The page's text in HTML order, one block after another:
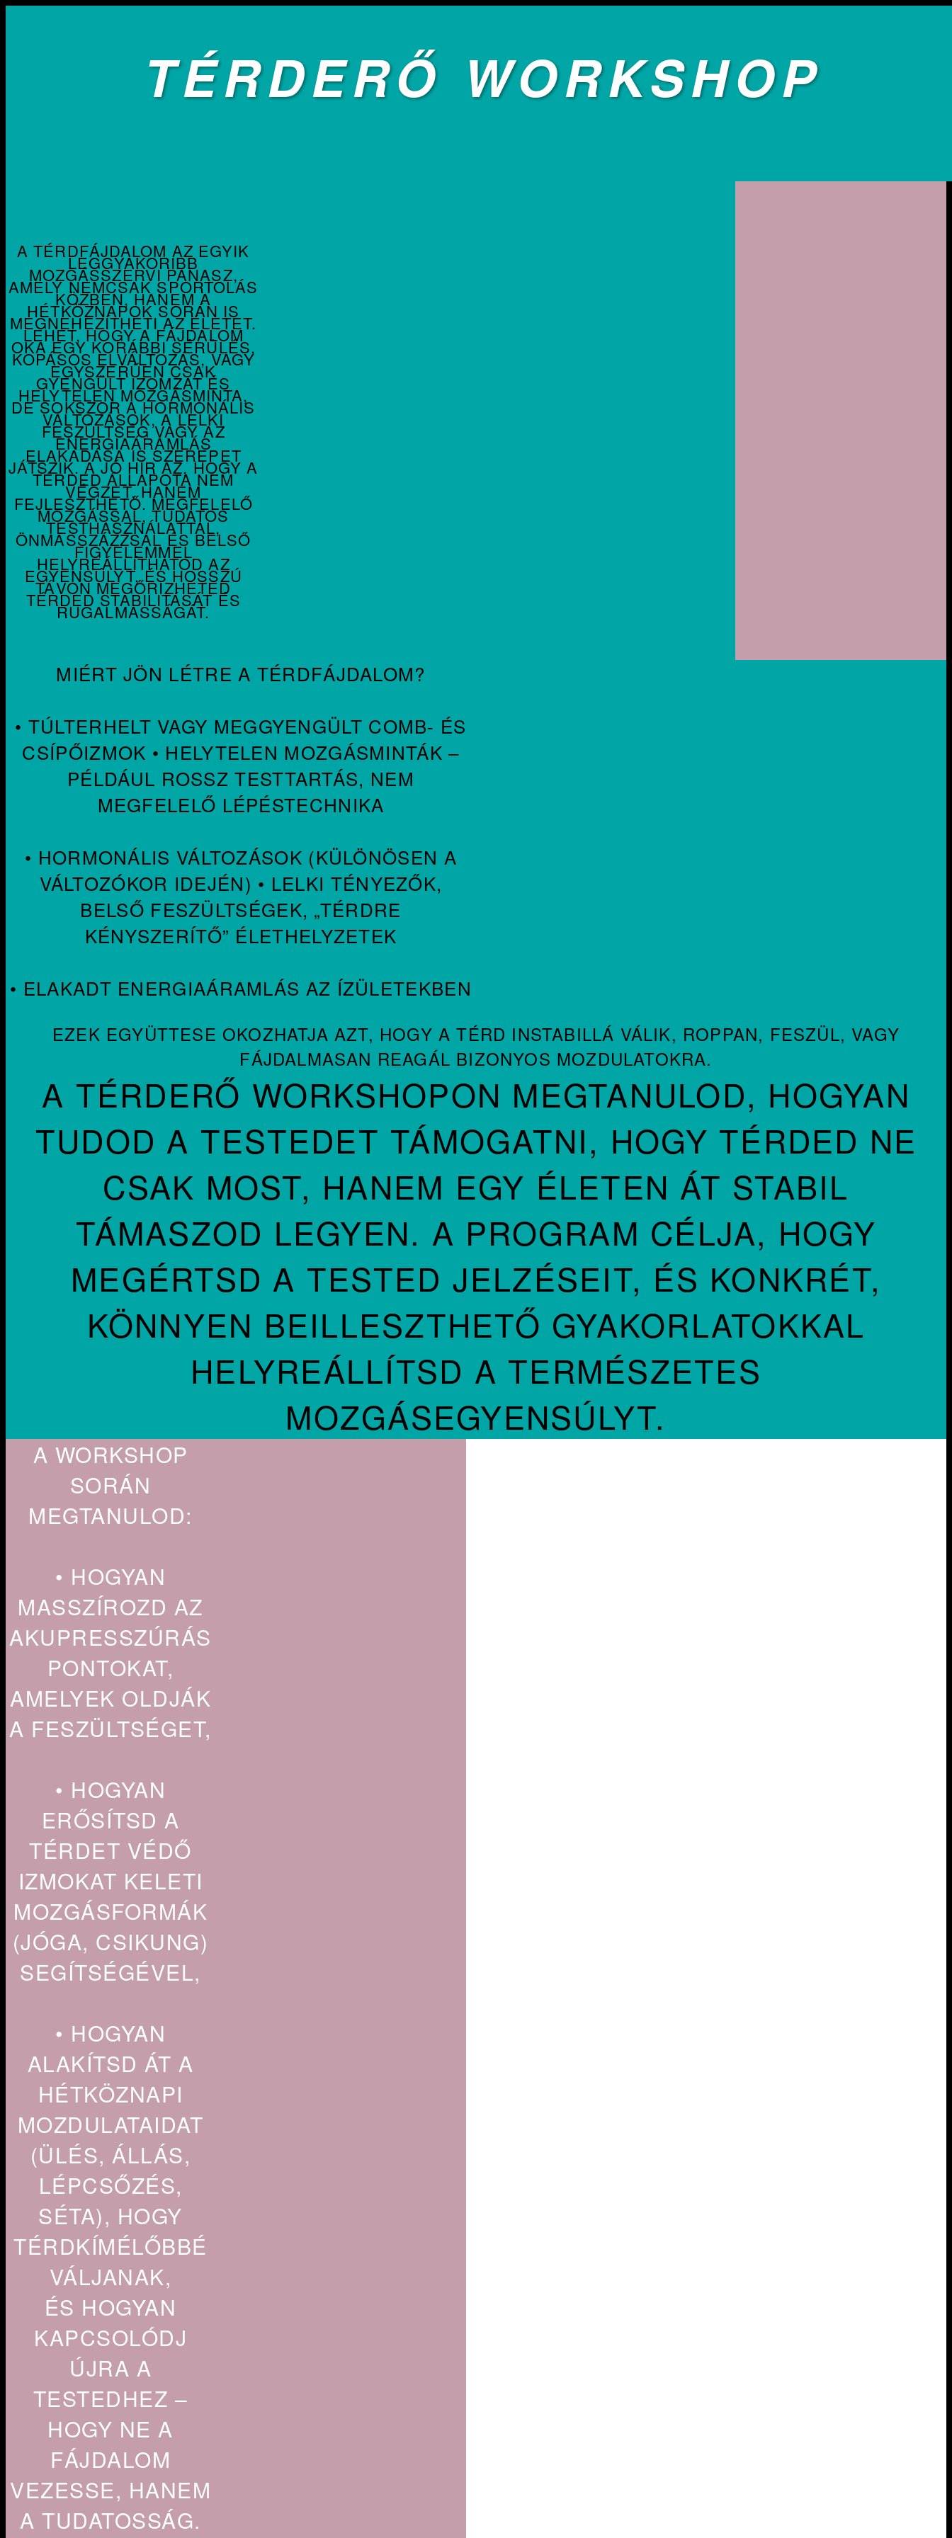
TÉRDERŐ WORKSHOP
A TÉRDFÁJDALOM AZ EGYIK
LEGGYAKORIBB
MOZGÁSSZERVI PANASZ,
AMELY NEMCSAK SPORTOLÁS
KÖZBEN, HANEM A
HÉTKÖZNAPOK SORÁN IS
MEGNEHEZÍTHETI AZ ÉLETET.
LEHET, HOGY A FÁJDALOM
OKA EGY KORÁBBI SÉRÜLÉS,
KOPÁSOS ELVÁLTOZÁS, VAGY
EGYSZERŰEN CSAK
GYENGÜLT IZOMZAT ÉS
HELYTELEN MOZGÁSMINTA,
DE SOKSZOR A HORMONÁLIS
VÁLTOZÁSOK, A LELKI
FESZÜLTSÉG VAGY AZ
ENERGIAÁRAMLÁS
ELAKADÁSA IS SZEREPET
JÁTSZIK. A JÓ HÍR AZ, HOGY A
TÉRDED ÁLLAPOTA NEM
VÉGZET, HANEM
FEJLESZTHETŐ. MEGFELELŐ
MOZGÁSSAL, TUDATOS
TESTHASZNÁLATTAL,
ÖNMASSZÁZZSAL ÉS BELSŐ
FIGYELEMMEL
HELYREÁLLÍTHATOD AZ
EGYENSÚLYT, ÉS HOSSZÚ
TÁVON MEGŐRIZHETED
TÉRDED STABILITÁSÁT ÉS
RUGALMASSÁGÁT.
MIÉRT JÖN LÉTRE A TÉRDFÁJDALOM?
• TÚLTERHELT VAGY MEGGYENGÜLT COMB- ÉS
CSÍPŐIZMOK • HELYTELEN MOZGÁSMINTÁK –
PÉLDÁUL ROSSZ TESTTARTÁS, NEM
MEGFELELŐ LÉPÉSTECHNIKA
• HORMONÁLIS VÁLTOZÁSOK (KÜLÖNÖSEN A
VÁLTOZÓKOR IDEJÉN) • LELKI TÉNYEZŐK,
BELSŐ FESZÜLTSÉGEK, „TÉRDRE
KÉNYSZERÍTŐ” ÉLETHELYZETEK
• ELAKADT ENERGIAÁRAMLÁS AZ ÍZÜLETEKBEN
EZEK EGYÜTTESE OKOZHATJA AZT, HOGY A TÉRD INSTABILLÁ VÁLIK, ROPPAN, FESZÜL, VAGY
FÁJDALMASAN REAGÁL BIZONYOS MOZDULATOKRA.
A TÉRDERŐ WORKSHOPON MEGTANULOD, HOGYAN
TUDOD A TESTEDET TÁMOGATNI, HOGY TÉRDED NE
CSAK MOST, HANEM EGY ÉLETEN ÁT STABIL
TÁMASZOD LEGYEN. A PROGRAM CÉLJA, HOGY
MEGÉRTSD A TESTED JELZÉSEIT, ÉS KONKRÉT,
KÖNNYEN BEILLESZTHETŐ GYAKORLATOKKAL
HELYREÁLLÍTSD A TERMÉSZETES
MOZGÁSEGYENSÚLYT.
A WORKSHOP
SORÁN
MEGTANULOD:
• HOGYAN
MASSZÍROZD AZ
AKUPRESSZÚRÁS
PONTOKAT,
AMELYEK OLDJÁK
A FESZÜLTSÉGET,
• HOGYAN
ERŐSÍTSD A
TÉRDET VÉDŐ
IZMOKAT KELETI
MOZGÁSFORMÁK
(JÓGA, CSIKUNG)
SEGÍTSÉGÉVEL,
• HOGYAN
ALAKÍTSD ÁT A
HÉTKÖZNAPI
MOZDULATAIDAT
(ÜLÉS, ÁLLÁS,
LÉPCSŐZÉS,
SÉTA), HOGY
TÉRDKÍMÉLŐBBÉ
VÁLJANAK,
ÉS HOGYAN
KAPCSOLÓDJ
ÚJRA A
TESTEDHEZ –
HOGY NE A
FÁJDALOM
VEZESSE, HANEM
A TUDATOSSÁG.